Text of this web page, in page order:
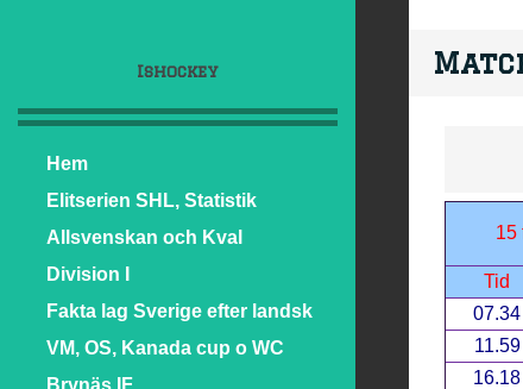
Ishockey
Hem
Elitserien SHL, Statistik
Allsvenskan och Kval
Division I
Fakta lag Sverige efter landsk
VM, OS, Kanada cup o WC
Brynäs IF
15
Tid
07.34
11.59
16.18